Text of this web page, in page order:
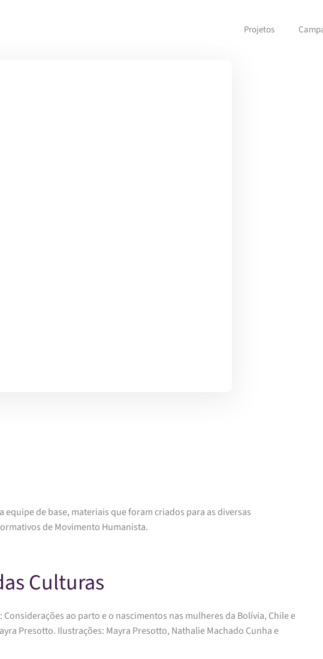
Projetos
de base, materiais que foram criados para as diversas
de Movimento Humanista.
Culturas
Considerações ao parto e o nascimentos nas mulheres da Bolívia, Chile e